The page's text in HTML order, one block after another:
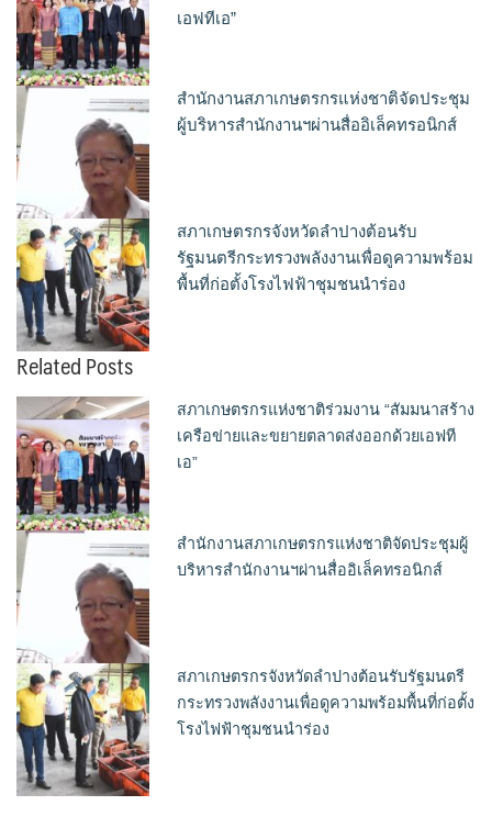
เอฟทีเอ”
สำนักงานสภาเกษตรกรแห่งชาติจัดประชุม
ผู้บริหารสำนักงานฯผ่านสื่ออิเล็คทรอนิกส์
สภาเกษตรกรจังหวัดลำปางต้อนรับ
รัฐมนตรีกระทรวงพลังงานเพื่อดูความพร้อม
พื้นที่ก่อตั้งโรงไฟฟ้าชุมชนนำร่อง
Related Posts
สภาเกษตรกรแห่งชาติร่วมงาน “สัมมนาสร้าง
เครือข่ายและขยายตลาดส่งออกด้วยเอฟที
เอ”
สำนักงานสภาเกษตรกรแห่งชาติจัดประชุมผู้
บริหารสำนักงานฯผ่านสื่ออิเล็คทรอนิกส์
สภาเกษตรกรจังหวัดลำปางต้อนรับรัฐมนตรี
กระทรวงพลังงานเพื่อดูความพร้อมพื้นที่ก่อตั้ง
โรงไฟฟ้าชุมชนนำร่อง